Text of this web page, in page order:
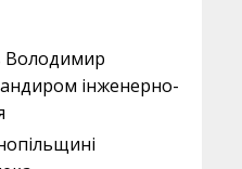
Володимир
інженерно-